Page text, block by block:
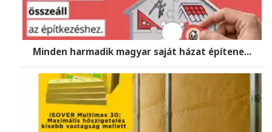
Minden harmadik magyar saját házat építene...